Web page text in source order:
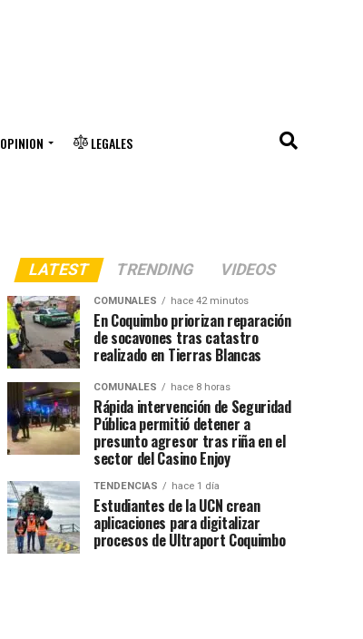
OPINION LEGALES
LATEST TRENDING VIDEOS
COMUNALES hace 42 minutos
En Coquimbo priorizan reparación
de socavones tras catastro
realizado en Tierras Blancas
COMUNALES hace 8 horas
Rápida intervención de Seguridad
Pública permitió detener a
presunto agresor tras riña en el
sector del Casino Enjoy
TENDENCIAS hace 1 día
Estudiantes de la UCN crean
aplicaciones para digitalizar
procesos de Ultraport Coquimbo